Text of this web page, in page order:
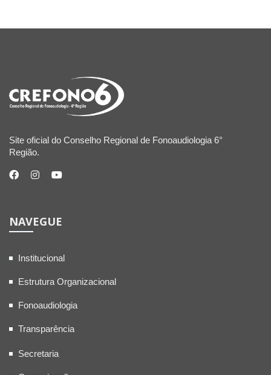
Site oficial do Conselho Regional de Fonoaudiologia 6°
Região.
NAVEGUE
Institucional
Estrutura Organizacional
Fonoaudiologia
Transparência
Secretaria